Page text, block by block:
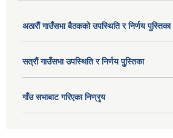
अठाराैं गाउँसभा बैठकको उपस्थिति र निर्णय पुस्तिका
सत्राैं गाउँसभा उपस्थिति र निर्णय पुु्स्तिका
गाँउ सभाबाट गरिएका निण्रृय